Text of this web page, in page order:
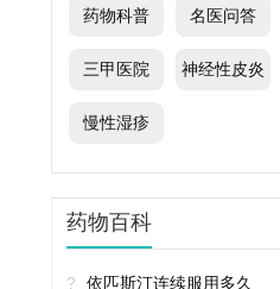
药物科普 名医问答
三甲医院 神经性皮炎
慢性湿疹
药物百科
? 依匹斯汀连续服用多久